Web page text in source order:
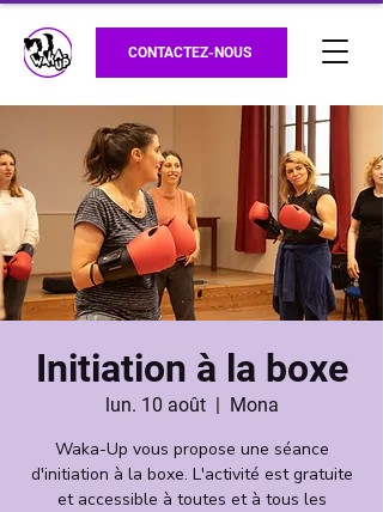
CONTACTEZ-NOUS
Initiation à la boxe
lun. 10 août
  |
Mona
Waka-Up vous propose une séance
d'initiation à la boxe. L'activité est gratuite
et accessible à toutes et à tous les